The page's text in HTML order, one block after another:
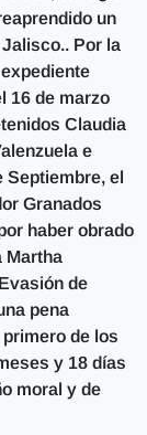
un
Por la
16 de marzo
Claudia
e
Septiembre, el
Granados
haber obrado
Martha
de
pena
de los
y 18 días
moral y de